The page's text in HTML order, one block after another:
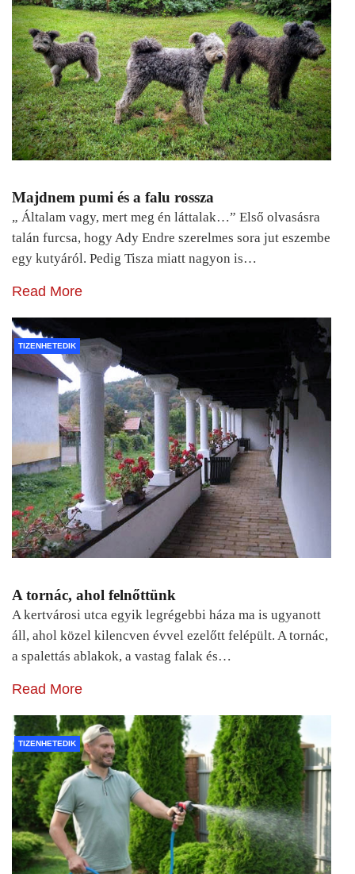
Majdnem pumi és a falu rossza
„ Általam vagy, mert meg én láttalak…” Első olvasásra
talán furcsa, hogy Ady Endre szerelmes sora jut eszembe
egy kutyáról. Pedig Tisza miatt nagyon is…
Read More
TIZENHETEDIK
A tornác, ahol felnőttünk
A kertvárosi utca egyik legrégebbi háza ma is ugyanott
áll, ahol közel kilencven évvel ezelőtt felépült. A tornác,
a spalettás ablakok, a vastag falak és…
Read More
TIZENHETEDIK